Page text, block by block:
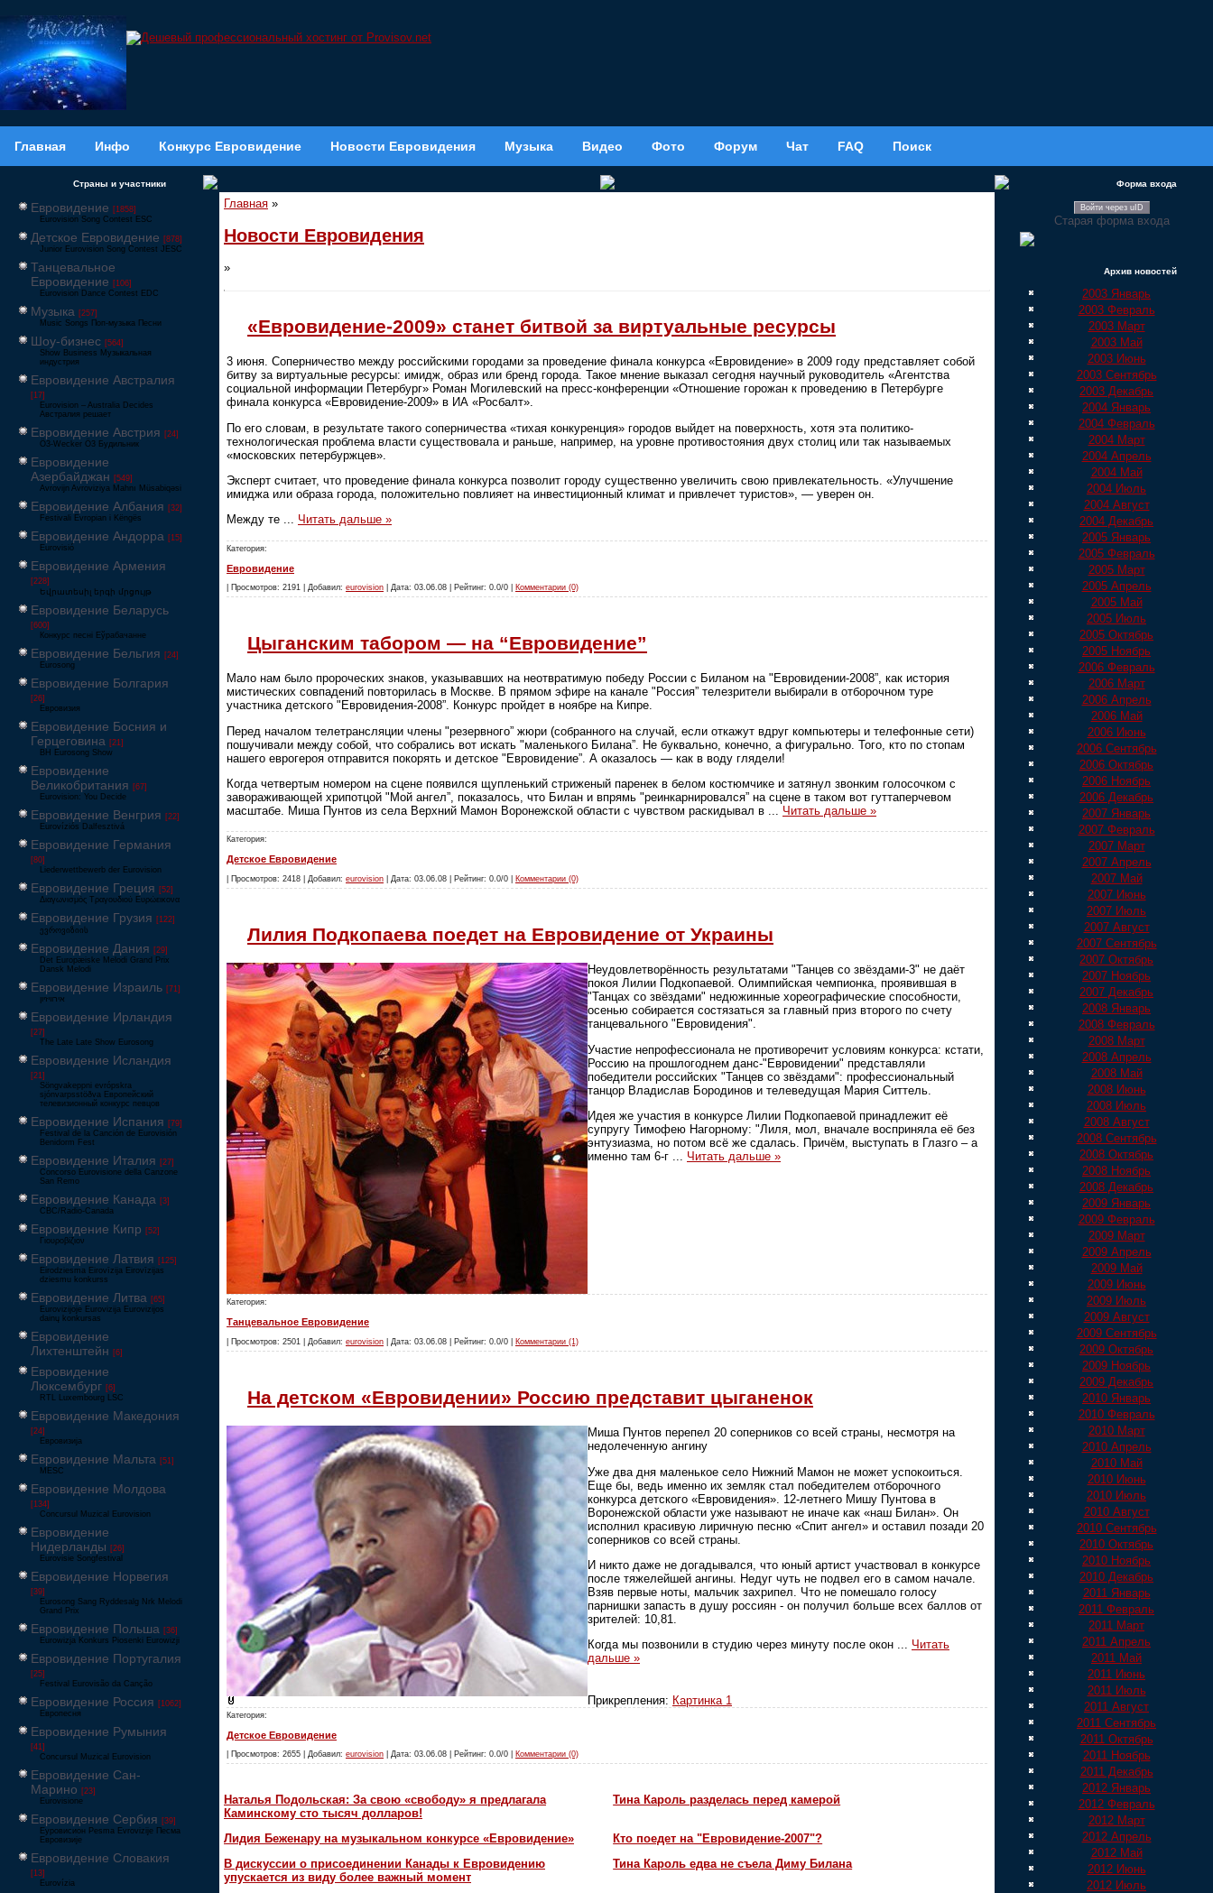
Главная Инфо Конкурс Евровидение Новости Евровидения Музыка Видео Фото Форум Чат FAQ Поиск
Страны и участники
Евровидение [1858]
Eurovision Song Contest ESC
Детское Евровидение [878]
Junior Eurovision Song Contest JESC
Танцевальное
Евровидение [106]
Eurovision Dance Contest EDC
Музыка [257]
Music Songs Поп-музыка Песни
Шоу-бизнес [564]
Show Business Музыкальная
индустрия
Евровидение Австралия
[17]
Eurovision – Australia Decides
Австралия решает
Евровидение Австрия [24]
Ö3-Wecker Ö3 Будильник
Евровидение
Азербайджан [549]
Avrovijn Avroviziya Mahnı Müsabiqəsi
Евровидение Албания [32]
Festivali Evropian i Këngës
Евровидение Андорра [15]
Eurovisió
Евровидение Армения
[228]
Եվրատեսիլ երգի մրցույթ
Евровидение Беларусь
[600]
Конкурс песні Еўрабачанне
Евровидение Бельгия [24]
Eurosong
Евровидение Болгария
[26]
Евровизия
Евровидение Босния и
Герцеговина [21]
BH Eurosong Show
Евровидение
Великобритания [67]
Eurovision: You Decide
Евровидение Венгрия [22]
Eurovíziós Dalfesztivá
Евровидение Германия
[80]
Liederwettbewerb der Eurovision
Евровидение Греция [52]
Διαγωνισμός Τραγουδιού Ευρώεικονα
Евровидение Грузия [122]
ევროვიზიის
Евровидение Дания [29]
Det Europæiske Melodi Grand Prix
Dansk Melodi
Евровидение Израиль [71]
‏אירוויזיון
Евровидение Ирландия
[27]
The Late Late Show Eurosong
Евровидение Исландия
[21]
Söngvakeppni evrópskra
sjónvarpsstöðva Европейский
телевизионный конкурс певцов
Евровидение Испания [79]
Festival de la Canción de Eurovisión
Benidorm Fest
Евровидение Италия [27]
Concorso Eurovisione della Canzone
San Remo
Евровидение Канада [3]
CBC/Radio-Canada
Евровидение Кипр [52]
Γιουροβίζιον
Евровидение Латвия [125]
Eirodziesma Eirovīzija Eirovīzijas
dziesmu konkurss
Евровидение Литва [65]
Eurovizijoje Eurovizija Eurovizijos
dainų konkursas
Евровидение
Лихтенштейн [6]
Евровидение
Люксембург [6]
RTL Luxembourg LSC
Евровидение Македония
[24]
Евровизија
Евровидение Мальта [51]
MESC
Евровидение Молдова
[134]
Concursul Muzical Eurovision
Евровидение
Нидерланды [26]
Eurovisie Songfestival
Евровидение Норвегия
[39]
Eurosong Sang Ryddesalg Nrk Melodi
Grand Prix
Евровидение Польша [36]
Eurowizja Konkurs Piosenki Eurowizji
Евровидение Португалия
[25]
Festival Eurovisão da Canção
Евровидение Россия [1062]
Европесня
Евровидение Румыния
[41]
Concursul Muzical Eurovision
Евровидение Сан-
Марино [23]
Eurovisione
Евровидение Сербия [39]
Еуровисион Pesma Evrovizije Песма
Евровизије
Евровидение Словакия
[13]
Eurovízia
Главная »
Новости Евровидения
»
«Евровидение-2009» станет битвой за виртуальные ресурсы
3 июня. Соперничество между российскими городами за проведение финала конкурса «Евровидение» в 2009 году представляет собой
битву за виртуальные ресурсы: имидж, образ или бренд города. Такое мнение выказал сегодня научный руководитель «Агентства
социальной информации Петербург» Роман Могилевский на пресс-конференции «Отношение горожан к проведению в Петербурге
финала конкурса «Евровидение-2009» в ИА «Росбалт».
По его словам, в результате такого соперничества «тихая конкуренция» городов выйдет на поверхность, хотя эта политико-
технологическая проблема власти существовала и раньше, например, на уровне противостояния двух столиц или так называемых
«московских петербуржцев».
Эксперт считает, что проведение финала конкурса позволит городу существенно увеличить свою привлекательность. «Улучшение
имиджа или образа города, положительно повлияет на инвестиционный климат и привлечет туристов», — уверен он.
Между те ... Читать дальше »
Категория:
Евровидение
| Просмотров: 2191 | Добавил: eurovision | Дата: 03.06.08 | Рейтинг: 0.0/0 | Комментарии (0)
Цыганским табором — на “Евровидение”
Мало нам было пророческих знаков, указывавших на неотвратимую победу России с Биланом на "Евровидении-2008”, как история
мистических совпадений повторилась в Москве. В прямом эфире на канале "Россия” телезрители выбирали в отборочном туре
участника детского "Евровидения-2008”. Конкурс пройдет в ноябре на Кипре.
Перед началом телетрансляции члены "резервного” жюри (собранного на случай, если откажут вдруг компьютеры и телефонные сети)
пошучивали между собой, что собрались вот искать "маленького Билана”. Не буквально, конечно, а фигурально. Того, кто по стопам
нашего еврогероя отправится покорять и детское "Евровидение”. А оказалось — как в воду глядели!
Когда четвертым номером на сцене появился щупленький стриженый паренек в белом костюмчике и затянул звонким голосочком с
завораживающей хрипотцой "Мой ангел”, показалось, что Билан и впрямь "реинкарнировался” на сцене в таком вот гуттаперчевом
масштабе. Миша Пунтов из села Верхний Мамон Воронежской области с чувством раскидывал в
Читать дальше »
Категория:
Детское Евровидение
| Просмотров: 2418 | Добавил: eurovision | Дата: 03.06.08 | Рейтинг: 0.0/0 | Комментарии (0)
Лилия Подкопаева поедет на Евровидение от Украины
Неудовлетворённость результатами "Танцев со звёздами-3" не даёт
покоя Лилии Подкопаевой. Олимпийская чемпионка, проявившая в
"Танцах со звёздами" недюжинные хореографические способности,
осенью собирается состязаться за главный приз второго по счету
танцевального "Евровидения".
Участие непрофессионала не противоречит условиям конкурса: кстати,
Россию на прошлогоднем данс-"Евровидении" представляли
победители российских "Танцев со звёздами": профессиональный
танцор Владислав Бородинов и телеведущая Мария Ситтель.
Идея же участия в конкурсе Лилии Подкопаевой принадлежит её
супругу Тимофею Нагорному: "Лиля, мол, вначале восприняла её без
энтузиазма, но потом всё же сдалась. Причём, выступать в Глазго – а
именно там 6-г
Читать дальше »
Категория:
Танцевальное Евровидение
| Просмотров: 2501 | Добавил: eurovision | Дата: 03.06.08 | Рейтинг: 0.0/0 | Комментарии (1)
На детском «Евровидении» Россию представит цыганенок
Миша Пунтов перепел 20 соперников со всей страны, несмотря на
недолеченную ангину
Уже два дня маленькое село Нижний Мамон не может успокоиться.
Еще бы, ведь именно их земляк стал победителем отборочного
конкурса детского «Евровидения». 12-летнего Мишу Пунтова в
Воронежской области уже называют не иначе как «наш Билан». Он
исполнил красивую лиричную песню «Спит ангел» и оставил позади 20
соперников со всей страны.
И никто даже не догадывался, что юный артист участвовал в конкурсе
после тяжелейшей ангины. Недуг чуть не подвел его в самом начале.
Взяв первые ноты, мальчик захрипел. Что не помешало голосу
парнишки запасть в душу россиян - он получил больше всех баллов от
зрителей: 10,81.
Когда мы позвонили в студию через минуту после окон ... Читать
дальше »
Прикрепления: Картинка 1
Категория:
Детское Евровидение
| Просмотров: 2655 | Добавил: eurovision | Дата: 03.06.08 | Рейтинг: 0.0/0 | Комментарии (0)
Наталья Подольская: За свою «свободу» я предлагала
Каминскому сто тысяч долларов!
Тина Кароль разделась перед камерой
Лидия Беженару на музыкальном конкурсе «Евровидение»
Кто поедет на "Евровидение-2007"?
В дискуссии о присоединении Канады к Евровидению
упускается из виду более важный момент
Тина Кароль едва не съела Диму Билана
Форма входа
Войти через uID
Старая форма входа
Архив новостей
2003 Январь
2003 Февраль
2003 Март
2003 Май
2003 Июнь
2003 Сентябрь
2003 Декабрь
2004 Январь
2004 Февраль
2004 Март
2004 Апрель
2004 Май
2004 Июль
2004 Август
2004 Декабрь
2005 Январь
2005 Февраль
2005 Март
2005 Апрель
2005 Май
2005 Июль
2005 Октябрь
2005 Ноябрь
2006 Февраль
2006 Март
2006 Апрель
2006 Май
2006 Июнь
2006 Сентябрь
2006 Октябрь
2006 Ноябрь
2006 Декабрь
2007 Январь
2007 Февраль
2007 Март
2007 Апрель
2007 Май
2007 Июнь
2007 Июль
2007 Август
2007 Сентябрь
2007 Октябрь
2007 Ноябрь
2007 Декабрь
2008 Январь
2008 Февраль
2008 Март
2008 Апрель
2008 Май
2008 Июнь
2008 Июль
2008 Август
2008 Сентябрь
2008 Октябрь
2008 Ноябрь
2008 Декабрь
2009 Январь
2009 Февраль
2009 Март
2009 Апрель
2009 Май
2009 Июнь
2009 Июль
2009 Август
2009 Сентябрь
2009 Октябрь
2009 Ноябрь
2009 Декабрь
2010 Январь
2010 Февраль
2010 Март
2010 Апрель
2010 Май
2010 Июнь
2010 Июль
2010 Август
2010 Сентябрь
2010 Октябрь
2010 Ноябрь
2010 Декабрь
2011 Январь
2011 Февраль
2011 Март
2011 Апрель
2011 Май
2011 Июнь
2011 Июль
2011 Август
2011 Сентябрь
2011 Октябрь
2011 Ноябрь
2011 Декабрь
2012 Январь
2012 Февраль
2012 Март
2012 Апрель
2012 Май
2012 Июнь
2012 Июль